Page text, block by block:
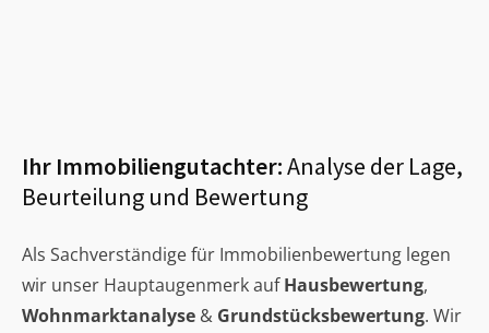
Ihr Immobiliengutachter:Analyse der Lage,
Beurteilung und Bewertung
Als Sachverständige für Immobilienbewertung legen
wir unser Hauptaugenmerk aufHausbewertung,
Wohnmarktanalyse & Grundstücksbewertung. Wir